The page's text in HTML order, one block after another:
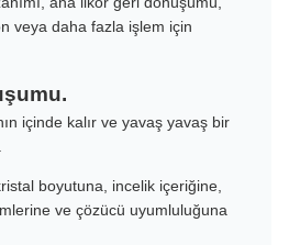
veya daha fazla işlem için
içinde kalır ve yavaş yavaş bir
boyutuna, incelik içeriğine,
ve çözücü uyumluluğuna